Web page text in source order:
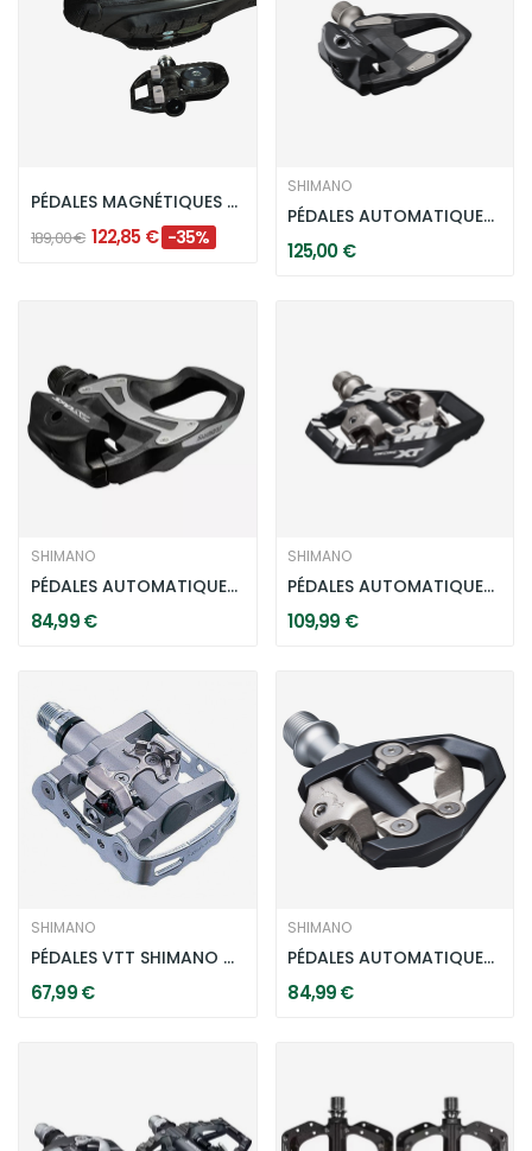
PÉDALES MAGNÉTIQUES MAGPED GRAVEL NOIRES -...
189,00 € 122,85 € -35%
SHIMANO
PÉDALES AUTOMATIQUES SHIMANO 105 PD-R7000...
125,00 €
SHIMANO
PÉDALES AUTOMATIQUES SHIMANO PD-R550 SPD-SL -...
84,99 €
SHIMANO
PÉDALES AUTOMATIQUES SHIMANO SPD DEORE XT...
109,99 €
SHIMANO
PÉDALES VTT SHIMANO HYBRIDES SPD-M324
67,99 €
SHIMANO
PÉDALES AUTOMATIQUES SHIMANO PD-ES600 - NOIRES...
84,99 €